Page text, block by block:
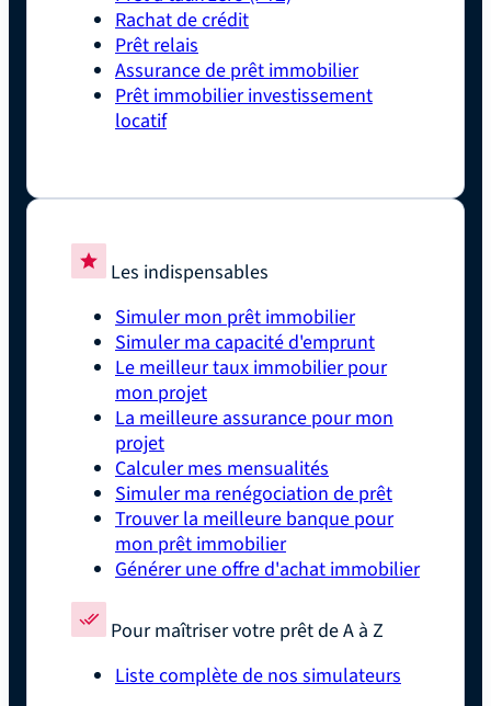
Rachat de crédit
Prêt relais
Assurance de prêt immobilier
Prêt immobilier investissement
locatif
Les indispensables
Simuler mon prêt immobilier
Simuler ma capacité d'emprunt
Le meilleur taux immobilier pour
mon projet
La meilleure assurance pour mon
projet
Calculer mes mensualités
Simuler ma renégociation de prêt
Trouver la meilleure banque pour
mon prêt immobilier
Générer une offre d'achat immobilier
Pour maîtriser votre prêt de A à Z
Liste complète de nos simulateurs